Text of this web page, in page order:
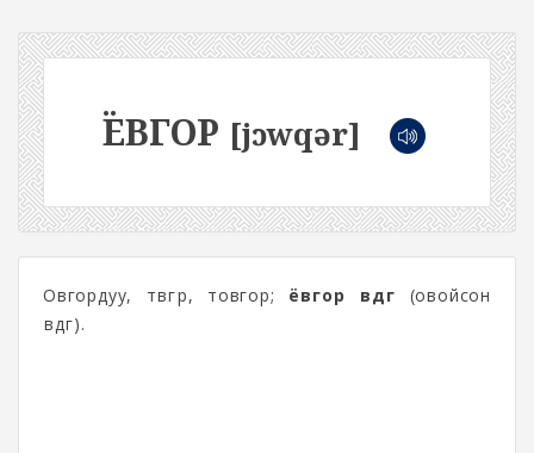
ЁВГОР [jɔwqər]
Овгордуу, төвгөр, товгор; ёвгор өвдөг (овойсон
өвдөг).